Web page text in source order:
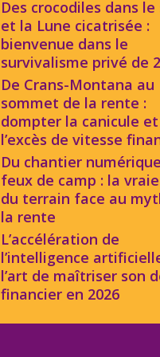
Des crocodiles dans le
et la Lune cicatrisée :
bienvenue dans le
survivalisme privé de
De Crans-Montana au
sommet de la rente :
dompter la canicule et
l’excès de vitesse
Du chantier
feux de camp : la
du terrain face au
la rente
L’accélération de
l’intelligence
l’art de maîtriser son
financier en 2026